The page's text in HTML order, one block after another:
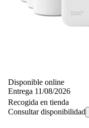
Disponible online
Entrega 11/08/2026
Recogida en tienda
Consultar disponibilidad